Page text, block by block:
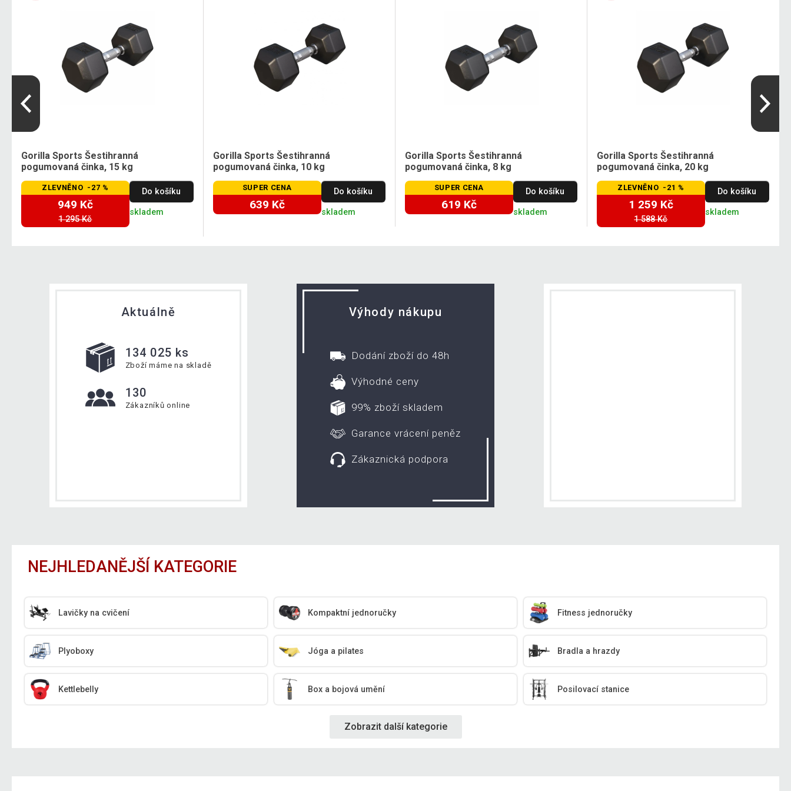
Gorilla Sports Šestihranná
pogumovaná činka, 15 kg
ZLEVNĚNO -27 %
949 Kč
1 295 Kč
Do košíku
skladem
Gorilla Sports Šestihranná
pogumovaná činka, 10 kg
SUPER CENA
639 Kč
Do košíku
skladem
Gorilla Sports Šestihranná
pogumovaná činka, 8 kg
SUPER CENA
619 Kč
Do košíku
skladem
Gorilla Sports Šestihranná
pogumovaná činka, 20 kg
ZLEVNĚNO -21 %
1 259 Kč
1 588 Kč
Do košíku
skladem
Aktuálně
134 025 ks
Zboží máme na skladě
130
Zákazníků online
Výhody nákupu
Dodání zboží do 48h
Výhodné ceny
99% zboží skladem
Garance vrácení peněz
Zákaznická podpora
NEJHLEDANĚJŠÍ KATEGORIE
Lavičky na cvičení Kompaktní jednoručky Fitness jednoručky
Plyoboxy Jóga a pilates Bradla a hrazdy
Kettlebelly Box a bojová umění Posilovací stanice
Zobrazit další kategorie